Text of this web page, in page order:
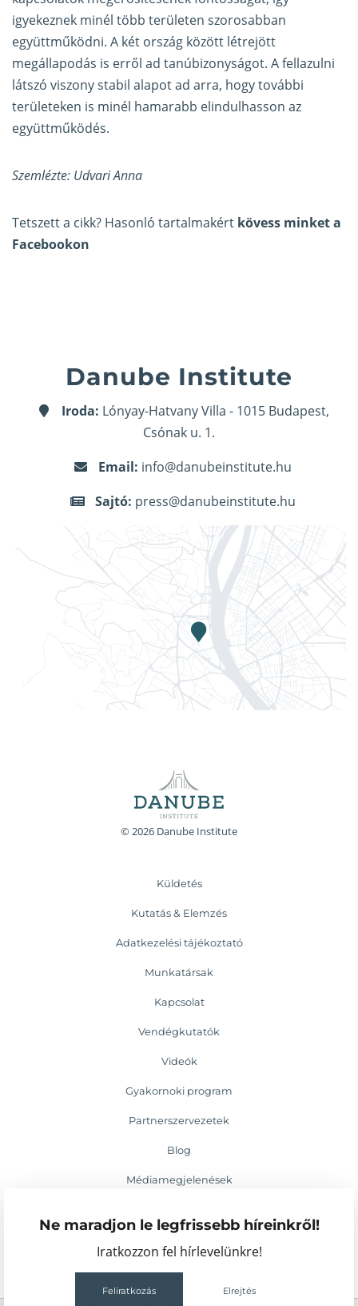
Ne maradjon le legfrissebb híreinkről!
Iratkozzon fel hírlevelünkre!
Feliratkozás Elrejtés
igyekeznek minél több területen szorosabban
együttműködni. A két ország között létrejött
megállapodás is erről ad tanúbizonyságot. A fellazulni
látszó viszony stabil alapot ad arra, hogy további
területeken is minél hamarabb elindulhasson az
együttműködés.
Szemlézte: Udvari Anna
Tetszett a cikk? Hasonló tartalmakért kövess minket a
Facebookon
Danube Institute
Iroda: Lónyay-Hatvany Villa - 1015 Budapest,
Csónak u. 1.
Email: info@danubeinstitute.hu
Sajtó: press@danubeinstitute.hu
© 2026 Danube Institute
Küldetés
Kutatás & Elemzés
Adatkezelési tájékoztató
Munkatársak
Kapcsolat
Vendégkutatók
Videók
Gyakornoki program
Partnerszervezetek
Blog
Médiamegjelenések